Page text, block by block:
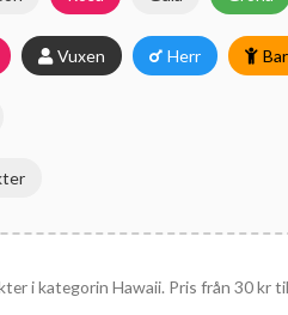
Vuxen Herr
i kategorin Hawaii. Pris från 30kr